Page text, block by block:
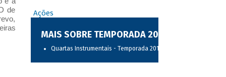
de
Ações
MAIS SOBRE TEMPORADA 2017
Quartas Instrumentais - Temporada 2017